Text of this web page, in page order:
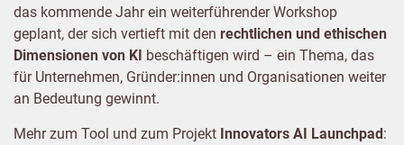
das kommende Jahr ein weiterführender Workshop
geplant, der sich vertieft mit den rechtlichen und ethischen
Dimensionen von KI beschäftigen wird – ein Thema, das
für Unternehmen, Gründer:innen und Organisationen weiter
an Bedeutung gewinnt.
Mehr zum Tool und zum Projekt Innovators AI Launchpad: